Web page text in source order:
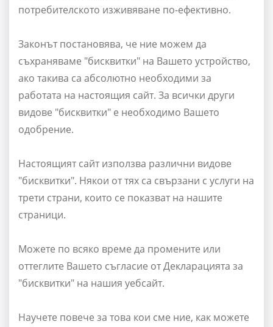
потребителското изживяване по-ефективно.
Законът постановява, че ние можем да
съхраняваме "бисквитки" на Вашето устройство,
ако такива са абсолютно необходими за
работата на настоящия сайт. За всички други
видове "бисквитки" е необходимо Вашето
одобрение.
Настоящият сайт използва различни видове
"бисквитки". Някои от тях са свързани с услуги на
трети страни, които се показват на нашите
страници.
Можете по всяко време да промените или
оттеглите Вашето съгласие от Декларацията за
"бисквитки" на нашия уебсайт.
Научете повече за това кои сме ние, как можете